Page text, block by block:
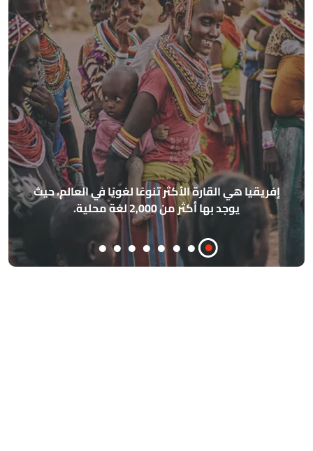
لغويًا في العالم، حيث
أهرامات الجيزة مصممة بحيث
الأساسية الأربعة (الشمال،
مذهلة، وكان القدماء
فلكية وهندسية